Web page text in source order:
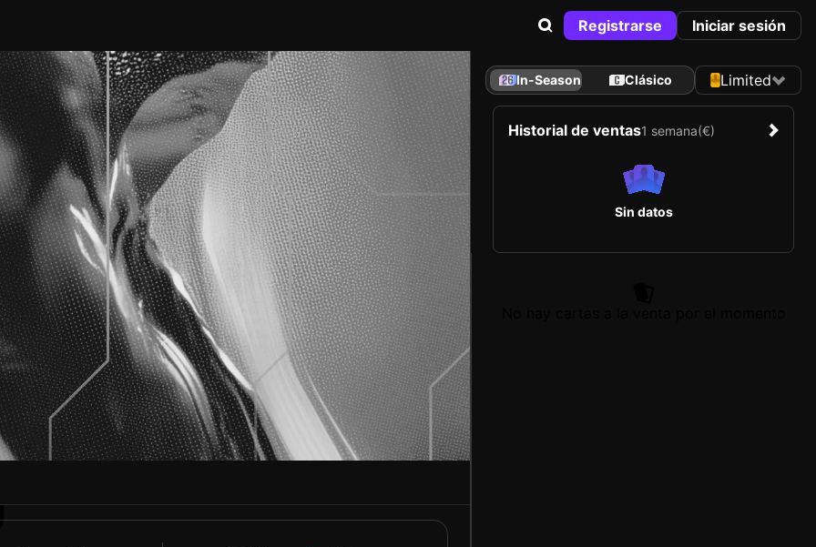
Registrarse Iniciar sesión
In-Season Clásico Limited
Historial de ventas1 semana(€)
Sin datos